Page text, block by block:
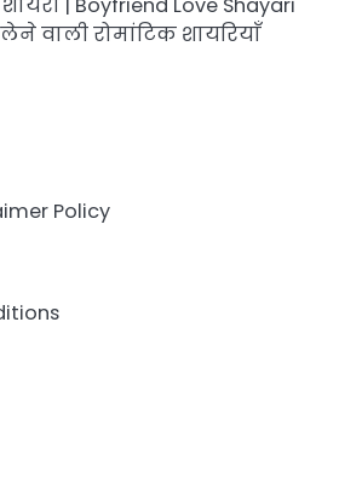
वाली रोमांटिक शायरियाँ
Policy